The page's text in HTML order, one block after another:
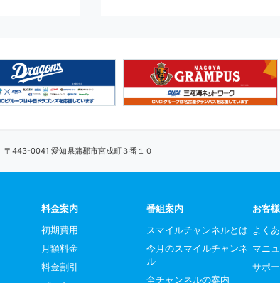
〒443-0041 愛知県蒲郡市宮成町３番１０
料金案内
初期費用
月額料金
料金割引
番組案内
スマイルチャンネルとは
今月のスマイルチャンネ
ル
全チャンネルの案内
お客
よく
マニ
サポ